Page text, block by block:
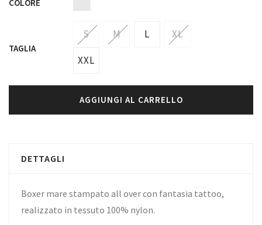
COLORE
TAGLIA
S M L XL
XXL
AGGIUNGI AL CARRELLO
DETTAGLI
Boxer mare stampato all over con fantasia tattoo,
realizzato in tessuto 100% nylon.